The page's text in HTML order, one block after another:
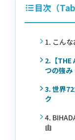
目次（
1. こん
2.【THE
つの強み
3. 世界
ク
4.
由